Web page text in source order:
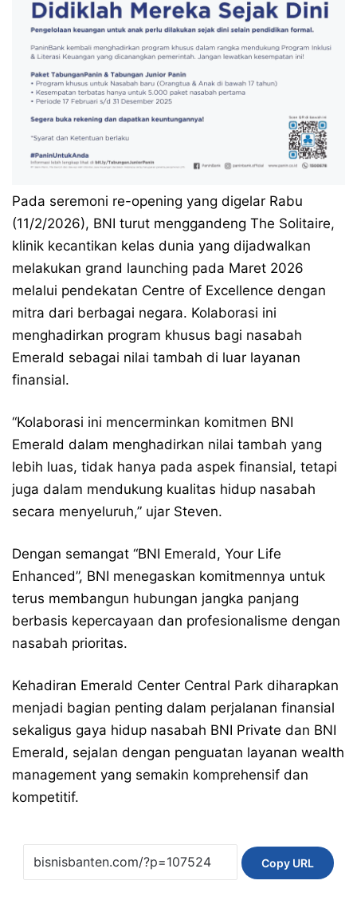
Pada seremoni re-opening yang digelar Rabu
(11/2/2026), BNI turut menggandeng The Solitaire,
klinik kecantikan kelas dunia yang dijadwalkan
melakukan grand launching pada Maret 2026
melalui pendekatan Centre of Excellence dengan
mitra dari berbagai negara. Kolaborasi ini
menghadirkan program khusus bagi nasabah
Emerald sebagai nilai tambah di luar layanan
finansial.
“Kolaborasi ini mencerminkan komitmen BNI
Emerald dalam menghadirkan nilai tambah yang
lebih luas, tidak hanya pada aspek finansial, tetapi
juga dalam mendukung kualitas hidup nasabah
secara menyeluruh,” ujar Steven.
Dengan semangat “BNI Emerald, Your Life
Enhanced”, BNI menegaskan komitmennya untuk
terus membangun hubungan jangka panjang
berbasis kepercayaan dan profesionalisme dengan
nasabah prioritas.
Kehadiran Emerald Center Central Park diharapkan
menjadi bagian penting dalam perjalanan finansial
sekaligus gaya hidup nasabah BNI Private dan BNI
Emerald, sejalan dengan penguatan layanan wealth
management yang semakin komprehensif dan
kompetitif.
Copy URL